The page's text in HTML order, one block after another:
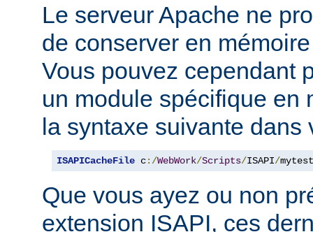
Le serveur Apache ne
de conserver en
Vous pouvez cependant
un module spécifique en
la syntaxe suivante dans
ISAPICacheFile c:/WebWork/Scripts/ISAPI/mytest
Que vous ayez ou non
extension ISAPI, ces